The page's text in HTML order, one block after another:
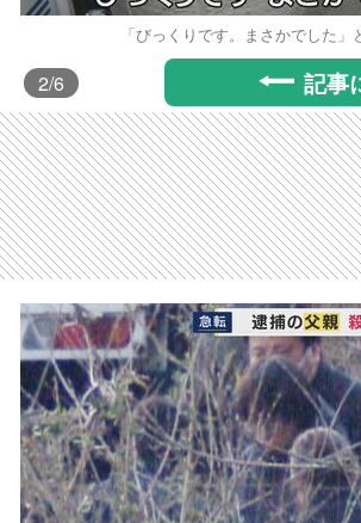
「びっくりです。まさかでした」
2/6 記事